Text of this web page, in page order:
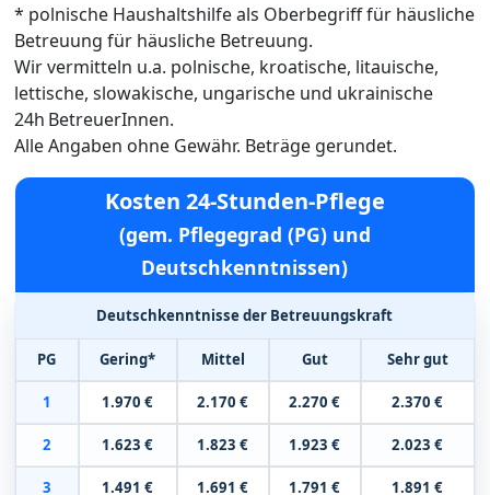
* polnische Haushaltshilfe als Oberbegriff für häusliche
Betreuung für häusliche Betreuung.
Wir vermitteln u.a. polnische, kroatische, litauische,
lettische, slowakische, ungarische und ukrainische
24h BetreuerInnen.
Alle Angaben ohne Gewähr. Beträge gerundet.
Kosten 24-Stunden-Pflege
(gem. Pflegegrad (PG) und
Deutschkenntnissen)
Deutschkenntnisse der Betreuungskraft
PG Gering* Mittel Gut Sehr gut
1 1.970 € 2.170 € 2.270 € 2.370 €
2 1.623 € 1.823 € 1.923 € 2.023 €
3 1.491 € 1.691 € 1.791 € 1.891 €